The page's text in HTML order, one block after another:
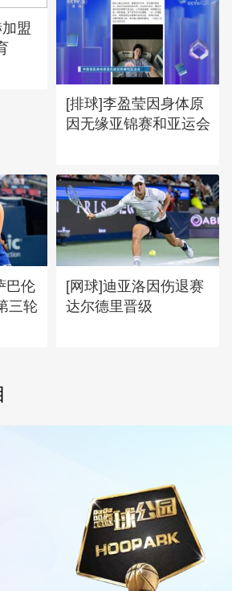
盟
[排球]李盈莹因身体原
因无缘亚锦赛和亚运会
巴伦
三轮
[网球]迪亚洛因伤退赛
达尔德里晋级